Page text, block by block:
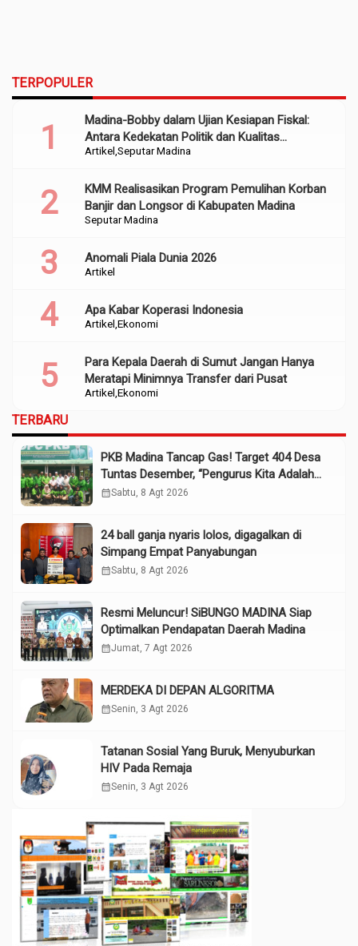
TERPOPULER
Artikel Seputar Madina
Madina-Bobby dalam Ujian Kesiapan Fiskal:
Antara Kedekatan Politik dan Kualitas
Perencanaan
Seputar Madina
KMM Realisasikan Program Pemulihan Korban
Banjir dan Longsor di Kabupaten Madina
Artikel
Anomali Piala Dunia 2026
Artikel Ekonomi
Apa Kabar Koperasi Indonesia
Artikel Ekonomi
Para Kepala Daerah di Sumut Jangan Hanya
Meratapi Minimnya Transfer dari Pusat
TERBARU
PKB Madina Tancap Gas! Target 404 Desa
Tuntas Desember, “Pengurus Kita Adalah
Tokoh”
calendar_monthSabtu, 8 Agt 2026
24 ball ganja nyaris lolos, digagalkan di
Simpang Empat Panyabungan
calendar_monthSabtu, 8 Agt 2026
Resmi Meluncur! SiBUNGO MADINA Siap
Optimalkan Pendapatan Daerah Madina
calendar_monthJumat, 7 Agt 2026
MERDEKA DI DEPAN ALGORITMA
calendar_monthSenin, 3 Agt 2026
Tatanan Sosial Yang Buruk, Menyuburkan
HIV Pada Remaja
calendar_monthSenin, 3 Agt 2026